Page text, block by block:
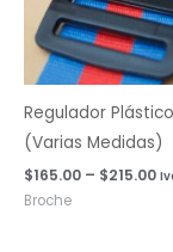
Regulador
(Varias Medidas)
$165.00 – $215.00
Broche